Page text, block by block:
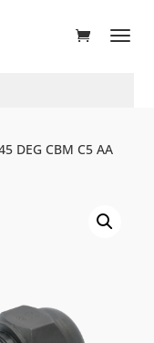
DEG CBM C5 AA